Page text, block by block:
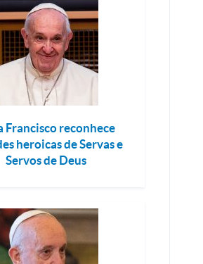
Francisco reconhece
heroicas de Servas e
Servos de Deus